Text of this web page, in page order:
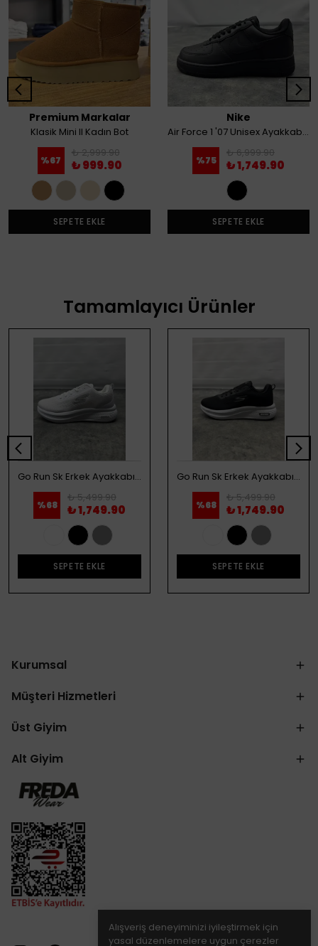
Alışveriş deneyiminizi iyileştirmek için
yasal düzenlemelere uygun çerezler
Premium Markalar
Klasik Mini II Kadın Bot
%67
₺ 2,999.90
₺ 999.90
SEPETE EKLE
Nike
Air Force 1 '07 Unisex Ayakkabı Siyah
%75
₺ 6,999.90
₺ 1,749.90
SEPETE EKLE
Tamamlayıcı Ürünler
Go Run Sk Erkek Ayakkabı - Beyaz
%68
₺ 5,499.90
₺ 1,749.90
SEPETE EKLE
Go Run Sk Erkek Ayakkabı - Siyah
%68
₺ 5,499.90
₺ 1,749.90
SEPETE EKLE
Kurumsal
Müşteri Hizmetleri
Üst Giyim
Alt Giyim